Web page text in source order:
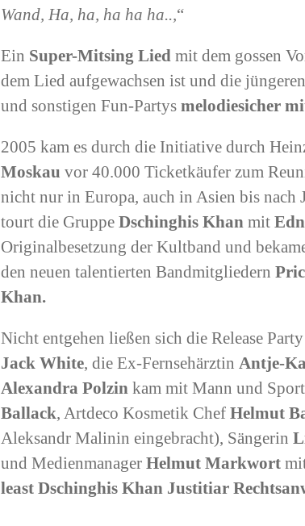
Wand, Ha, ha, ha ha ha..,“
Ein Super-Mitsing Lied mit dem gossen
dem Lied aufgewachsen ist und die
und sonstigen Fun-Partysmelodiesicher
2005 kam es durch die Initiative durch
Moskau vor 40.000 Ticketkäufer zum
nicht nur in Europa, auch in Asien bis nach
tourt die GruppeDschinghis Khan mit
Originalbesetzung der Kultband und
den neuen talentierten Bandmitgliedern
Khan.
Nicht entgehen ließen sich die Release
Jack White, die Ex-FernsehärztinAntje-
Alexandra Polzin kam mit Mann und
Ballack, Artdeco Kosmetik ChefHelmut
Aleksandr Malinin eingebracht), Sängerin
und MedienmanagerHelmut Markwort
least Dschinghis Khan Justitiar